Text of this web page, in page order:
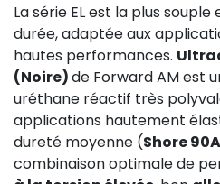
La série EL est la plus
durée, adaptée aux
hautes performances.
(Noire)de Forward AM est
uréthane réactif très
applications hautement
dureté moyenne (Shore 90A
combinaison optimale de